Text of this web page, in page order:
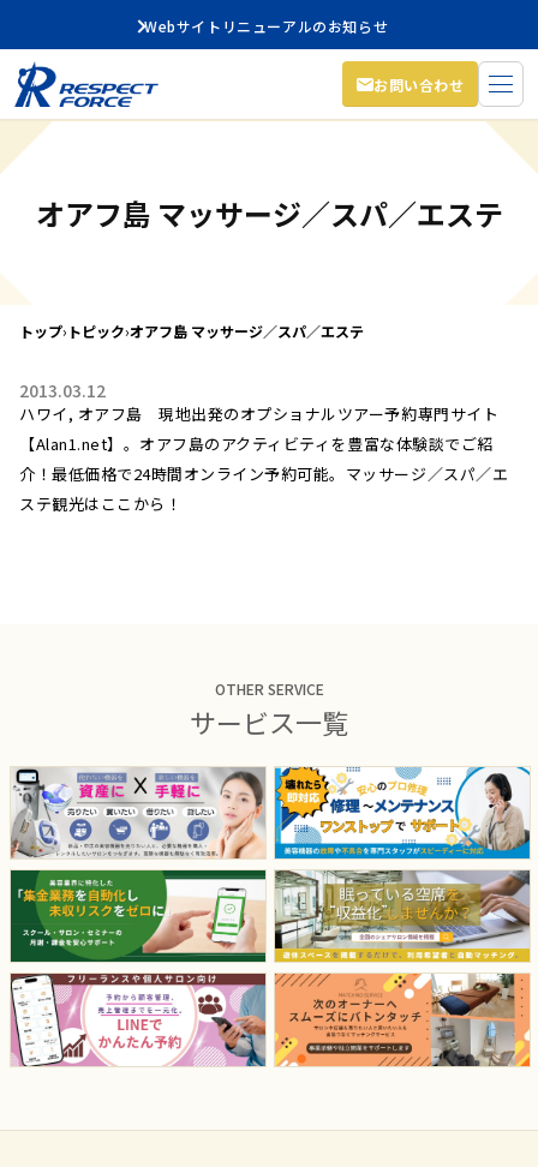
Webサイトリニューアルのお知らせ
お問い合わせ
オアフ島 マッサージ／スパ／エステ
トップ› トピック›オアフ島 マッサージ／スパ／エステ
2013.03.12
ハワイ, オアフ島 現地出発のオプショナルツアー予約専門サイト
【Alan1.net】。オアフ島のアクティビティを豊富な体験談でご紹
介！最低価格で24時間オンライン予約可能。マッサージ／スパ／エ
ステ観光はここから！
OTHER SERVICE
サービス一覧